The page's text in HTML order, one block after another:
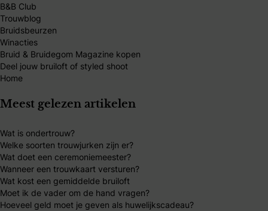
B&B Club
Trouwblog
Bruidsbeurzen
Winacties
Bruid & Bruidegom Magazine kopen
Deel jouw bruiloft of styled shoot
Home
Meest gelezen artikelen
Wat is ondertrouw?
Welke soorten trouwjurken zijn er?
Wat doet een ceremoniemeester?
Wanneer een trouwkaart versturen?
Wat kost een gemiddelde bruiloft
Moet ik de vader om de hand vragen?
Hoeveel geld moet je geven als huwelijkscadeau?